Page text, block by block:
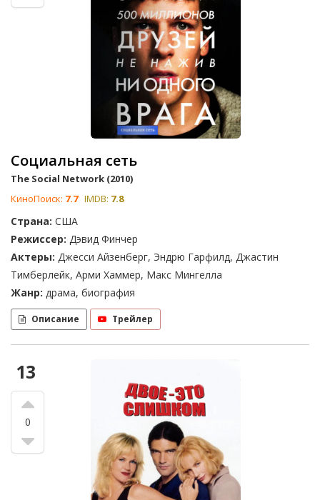
Социальная сеть
The Social Network (2010)
КиноПоиск: 7.7 IMDB: 7.8
Страна: США
Режиссер: Дэвид Финчер
Актеры: Джесси Айзенберг, Эндрю Гарфилд, Джастин
Тимберлейк, Арми Хаммер, Макс Мингелла
Жанр: драма, биография
Описание Трейлер
13
0